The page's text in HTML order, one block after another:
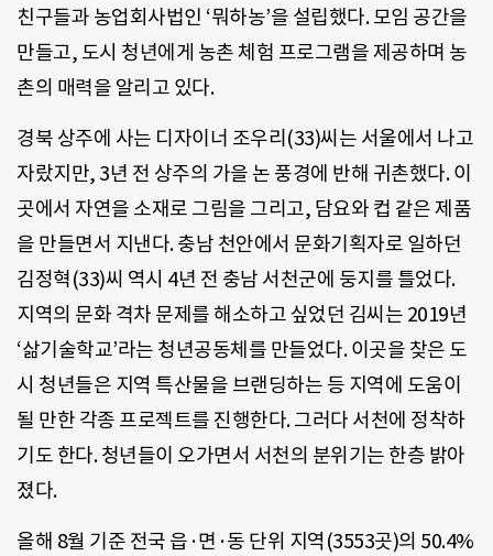
친구들과 농업회사법인 ‘뭐하농’을 설립했다. 모임 공간을
만들고, 도시 청년에게 농촌 체험 프로그램을 제공하며 농
촌의 매력을 알리고 있다.
경북 상주에 사는 디자이너 조우리(33)씨는 서울에서 나고
자랐지만, 3년 전 상주의 가을 논 풍경에 반해 귀촌했다. 이
곳에서 자연을 소재로 그림을 그리고, 담요와 컵 같은 제품
을 만들면서 지낸다. 충남 천안에서 문화기획자로 일하던
김정혁(33)씨 역시 4년 전 충남 서천군에 둥지를 틀었다.
지역의 문화 격차 문제를 해소하고 싶었던 김씨는 2019년
‘삶기술학교’라는 청년공동체를 만들었다. 이곳을 찾은 도
시 청년들은 지역 특산물을 브랜딩하는 등 지역에 도움이
될 만한 각종 프로젝트를 진행한다. 그러다 서천에 정착하
기도 한다. 청년들이 오가면서 서천의 분위기는 한층 밝아
졌다.
올해 8월 기준 전국 읍·면·동 단위 지역(3553곳)의 50.4%